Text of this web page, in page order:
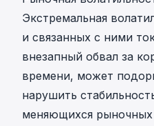
Экстремальная
и связанных с ними
внезапный обвал за
времени, может
нарушить
меняющихся